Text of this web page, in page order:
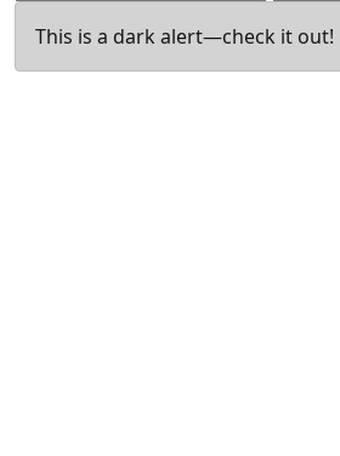
This is a dark alert—check it out!